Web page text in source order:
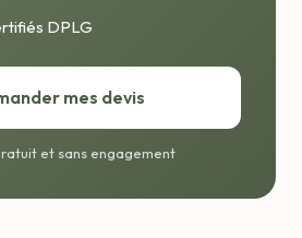
DPLG
mes devis
et sans engagement